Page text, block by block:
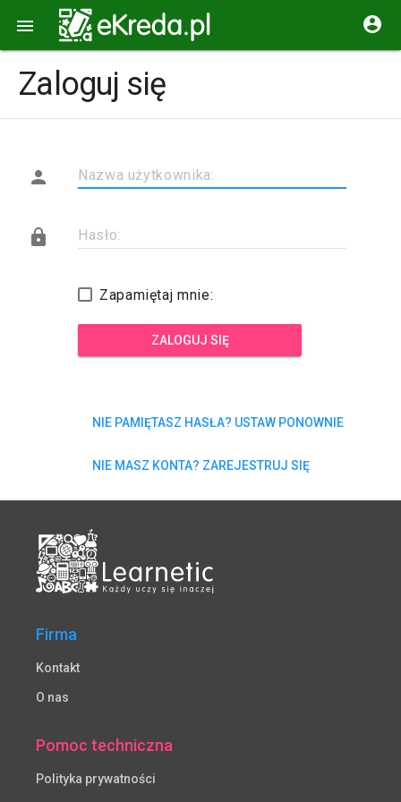


Zaloguj się
 Nazwa użytkownika:
 Hasło:
Zapamiętaj mnie:
ZALOGUJ SIĘ
NIE PAMIĘTASZ HASŁA? USTAW PONOWNIE
NIE MASZ KONTA? ZAREJESTRUJ SIĘ
Firma
Kontakt
O nas
Pomoc techniczna
Polityka prywatności